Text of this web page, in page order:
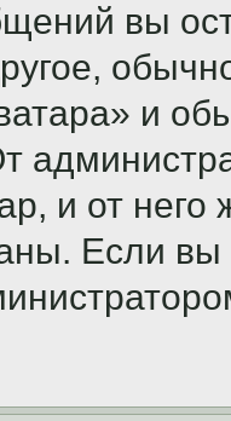
вы
и
и от него
Если